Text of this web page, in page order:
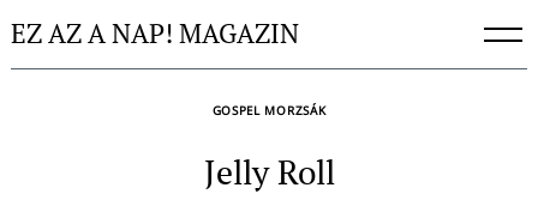
toEZ AZ A NAP! MAGAZIN
GOSPEL MORZSÁK
Jelly Roll